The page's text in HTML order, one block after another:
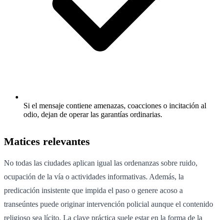
Si el mensaje contiene amenazas, coacciones o incitación al
odio, dejan de operar las garantías ordinarias.
Matices relevantes
No todas las ciudades aplican igual las ordenanzas sobre ruido,
ocupación de la vía o actividades informativas. Además, la
predicación insistente que impida el paso o genere acoso a
transeúntes puede originar intervención policial aunque el contenido
religioso sea lícito. La clave práctica suele estar en la forma de la